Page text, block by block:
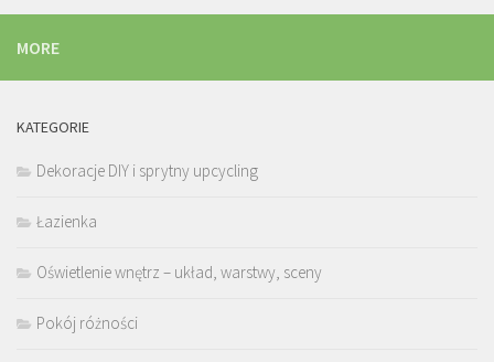
MORE
KATEGORIE
Dekoracje DIY i sprytny upcycling
Łazienka
Oświetlenie wnętrz – układ, warstwy, sceny
Pokój różności